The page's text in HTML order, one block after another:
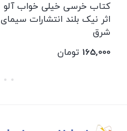
کتاب خرسی خیلی خواب آلو
اثر نیک بلند انتشارات سیمای
شرق
165,000 تومان